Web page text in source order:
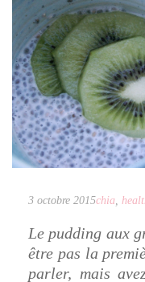
3 octobre 2015chia,
Le pudding aux
être pas la
parler, mais